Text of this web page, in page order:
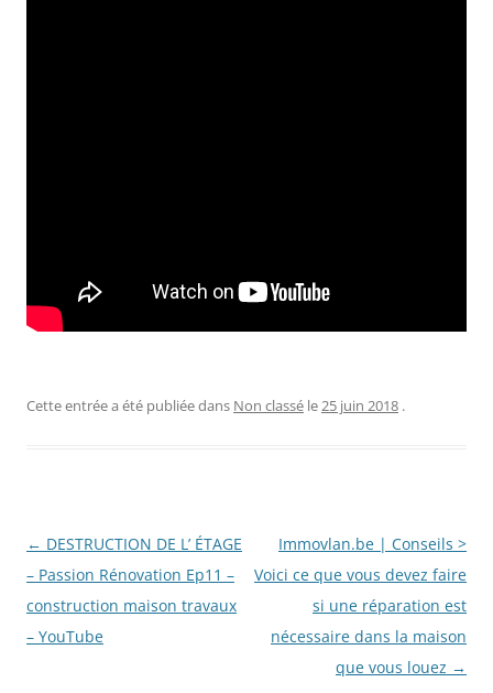
Cette entrée a été publiée dans Non classé le25 juin 2018 .
Navigation
des
articles
← DESTRUCTION DE L’ ÉTAGE
– Passion Rénovation Ep11 –
construction maison travaux
– YouTube
Immovlan.be | Conseils >
Voici ce que vous devez faire
si une réparation est
nécessaire dans la maison
que vous louez →